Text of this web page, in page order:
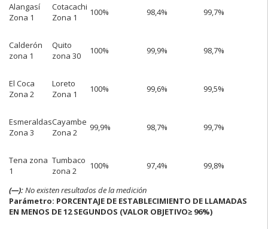
Alangasí
Zona 1
Cotacachi
Zona 1
100% 98,4% 99,7%
Calderón
zona 1
Quito
zona 30
100% 99,9% 98,7%
El Coca
Zona 2
Loreto
Zona 1
100% 99,6% 99,5%
Esmeraldas
Zona 3
Cayambe
Zona 2
99,9% 98,7% 99,7%
Tena zona
1
Tumbaco
zona 2
100% 97,4% 99,8%
(—):No existen resultados de la medición
Parámetro: PORCENTAJE DE ESTABLECIMIENTO DE LLAMADAS
EN MENOS DE 12 SEGUNDOS (VALOR OBJETIVO≥ 96%)